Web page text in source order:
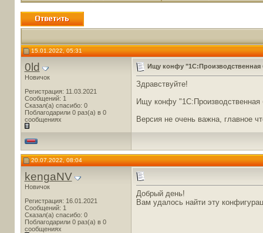
15.01.2022, 05:31
0ld
Новичок
Регистрация: 11.03.2021
Сообщений: 1
Сказал(а) спасибо: 0
Поблагодарили 0 раз(а) в 0
сообщениях
Ищу конфу "1С:Производственная
Здравствуйте!
Ищу конфу "1С:Производственная
Версия не очень важна, главное
20.07.2022, 08:04
kengaNV
Новичок
Регистрация: 16.01.2021
Сообщений: 1
Сказал(а) спасибо: 0
Поблагодарили 0 раз(а) в 0
сообщениях
Добрый день!
Вам удалось найти эту